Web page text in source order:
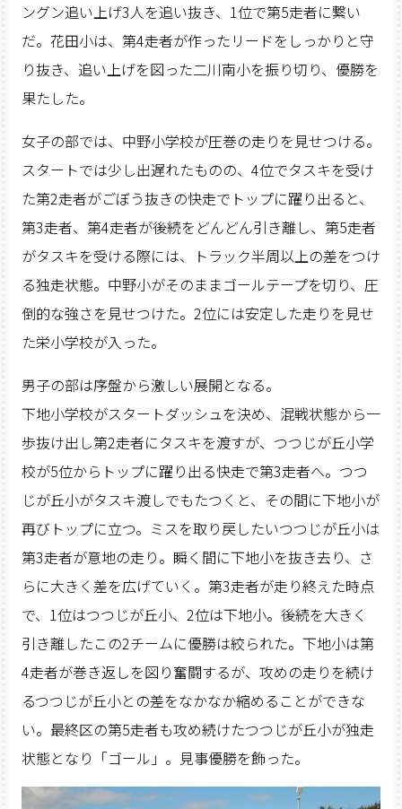
ングン追い上げ3人を追い抜き、1位で第5走者に繋い
だ。花田小は、第4走者が作ったリードをしっかりと守
り抜き、追い上げを図った二川南小を振り切り、優勝を
果たした。
女子の部では、中野小学校が圧巻の走りを見せつける。
スタートでは少し出遅れたものの、4位でタスキを受け
た第2走者がごぼう抜きの快走でトップに躍り出ると、
第3走者、第4走者が後続をどんどん引き離し、第5走者
がタスキを受ける際には、トラック半周以上の差をつけ
る独走状態。中野小がそのままゴールテープを切り、圧
倒的な強さを見せつけた。2位には安定した走りを見せ
た栄小学校が入った。
男子の部は序盤から激しい展開となる。
下地小学校がスタートダッシュを決め、混戦状態から一
歩抜け出し第2走者にタスキを渡すが、つつじが丘小学
校が5位からトップに躍り出る快走で第3走者へ。つつ
じが丘小がタスキ渡しでもたつくと、その間に下地小が
再びトップに立つ。ミスを取り戻したいつつじが丘小は
第3走者が意地の走り。瞬く間に下地小を抜き去り、さ
らに大きく差を広げていく。第3走者が走り終えた時点
で、1位はつつじが丘小、2位は下地小。後続を大きく
引き離したこの2チームに優勝は絞られた。下地小は第
4走者が巻き返しを図り奮闘するが、攻めの走りを続け
るつつじが丘小との差をなかなか縮めることができな
い。最終区の第5走者も攻め続けたつつじが丘小が独走
状態となり「ゴール」。見事優勝を飾った。